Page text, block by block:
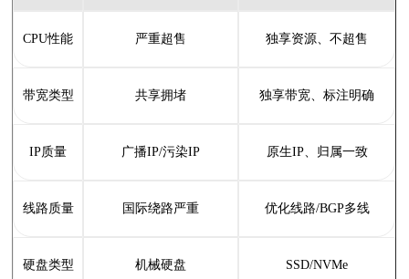
CPU性能 严重超售 独享资源、不超售
带宽类型 共享拥堵 独享带宽、标注明确
IP质量 广播IP/污染IP 原生IP、归属一致
线路质量 国际绕路严重 优化线路/BGP多线
硬盘类型 机械硬盘 SSD/NVMe